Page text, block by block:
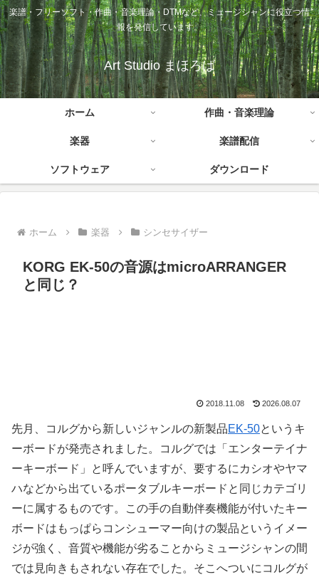
楽譜・フリーソフト・作曲・音楽理論・DTMなど、ミュージシャンに役立つ情
報を発信しています。
Art Studio まほろば
ホーム 作曲・音楽理論
楽器 楽譜配信
ソフトウェア ダウンロード
ホーム 楽器 シンセサイザー
KORG EK-50の音源はmicroARRANGER
と同じ？
2018.11.08 2026.08.07
先月、コルグから新しいジャンルの新製品EK-50というキ
ーボードが発売されました。コルグでは「エンターテイナ
ーキーボード」と呼んでいますが、要するにカシオやヤマ
ハなどから出ているポータブルキーボードと同じカテゴリ
ーに属するものです。この手の自動伴奏機能が付いたキー
ボードはもっぱらコンシューマー向けの製品というイメー
ジが強く、音質や機能が劣ることからミュージシャンの間
では見向きもされない存在でした。そこへついにコルグが